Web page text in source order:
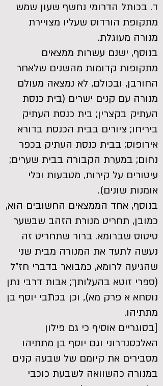
ד. בכותל הדרומי נחשף שעון שמש
מתקופת הורדוס שעליו מצויירת
מנורה מעוגלת.
בנוסף, ישנם עשרות ממצאים
מתקופות קדומות מהשנים שלאחר
החורבן, ובכולם, לא נמצאה מעולם
מנורה עם קנים ישרים (בית כנסת
העתיק בקצרין; בית כנסת העתיק
ביריחו; ציורים בבית הכנסת בדורא
אירופוס; בבית כנסת העתיק בכפר
נחום; במערת הקבורה בבית שערים;
עיטורים על קירות, מטבעות וכלי
אומנות שונים).
בנוסף, אחד הממצאים החשובים הוא,
כמובן, תחריט מנורת הזהב שבשער
טיטוס שברומא. ברור שתחריט זה
נעשה לתעד את המנורה מבית שני
שהגיעה לרומא, כמבואר בדברי חז"ל
(ספרי זוטא בהעלותך; אבות דרבי נתן
נוסחא א פרק מא), וכן בכתבי יוסף בן
מתתיהו.
[בסוגריים אוסיף כי גם פילון
האלכסנדרוני וגם יוסף בן מתתיהו
מסבירים את קיומם של שבעה קנים
במנורה כהשוואה לשבעת כוכבי